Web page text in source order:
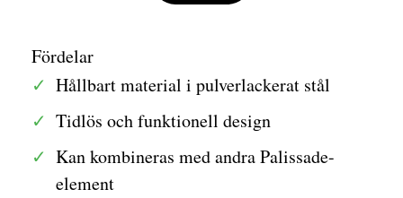
Fördelar
Hållbart material i pulverlackerat stål
Tidlös och funktionell design
Kan kombineras med andra Palissade-
element